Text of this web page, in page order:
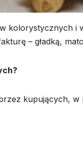
kolorystycznych i
– gładką,
kupujących, w